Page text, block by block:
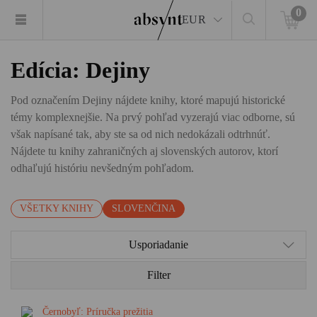
EUR
0
Edícia: Dejiny
Pod označením Dejiny nájdete knihy, ktoré mapujú historické
témy komplexnejšie. Na prvý pohľad vyzerajú viac odborne, sú
však napísané tak, aby ste sa od nich nedokázali odtrhnúť.
Nájdete tu knihy zahraničných aj slovenských autorov, ktorí
odhaľujú históriu nevšedným pohľadom.
VŠETKY KNIHY SLOVENČINA
Usporiadanie
Filter